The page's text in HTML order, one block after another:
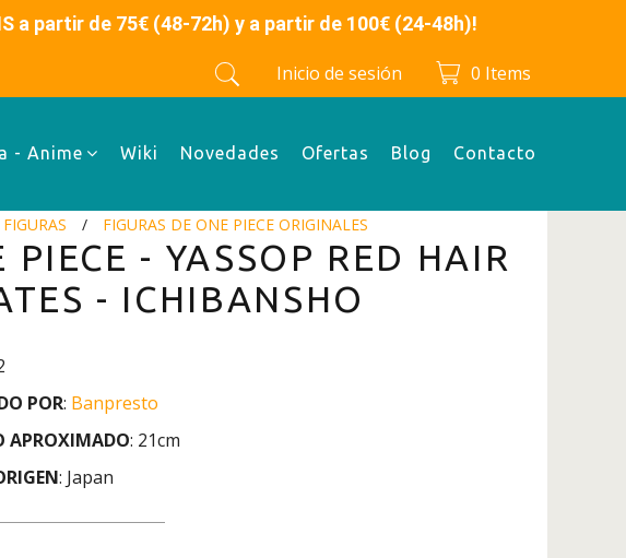
(48-72h) y a partir de 100€ (24-48h)!
Inicio de sesión 0 Items
- Anime Wiki Novedades Ofertas Blog Contacto
FIGURAS FIGURAS DE ONE PIECE ORIGINALES
PIECE - YASSOP RED HAIR
- ICHIBANSHO
POR: Banpresto
APROXIMADO: 21cm
: Japan